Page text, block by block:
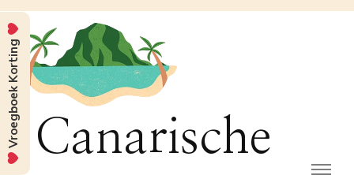
Canarische
Vroegboek Korting